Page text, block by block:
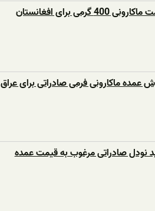
400 گرمی برای افغانستان
عمده ماکارونی فرمی صادراتی برای عراق
نودل صادراتی مرغوب به قیمت عمده